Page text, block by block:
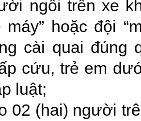
ngồi trên xe
máy” hoặc đội
cài quai
cứu, trẻ em
luật;
02 (hai) người